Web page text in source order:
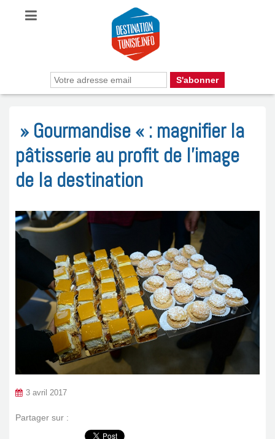
» Gourmandise « : magnifier la
pâtisserie au profit de l’image
de la destination
3 avril 2017
Partager sur :